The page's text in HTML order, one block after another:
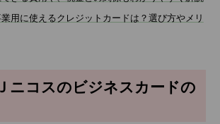
用に使えるクレジットカードは？選び方やメリ
ニコスのビジネスカードの